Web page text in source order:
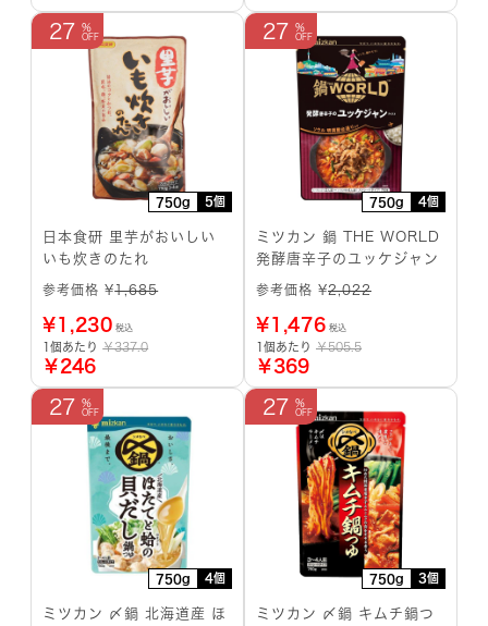
750g 5個
27
日本食研 里芋がおいしい
いも炊きのたれ
参考価格 ¥1,685
¥1,230 税込
1個あたり￥337.0
￥246
750g 4個
27
ミツカン 鍋 THE WORLD
発酵唐辛子のユッケジャン
参考価格 ¥2,022
¥1,476 税込
1個あたり ￥505.5
￥369
750g 4個
27
ミツカン 〆鍋 北海道産 ほ
750g 3個
27
ミツカン 〆鍋 キムチ鍋つ